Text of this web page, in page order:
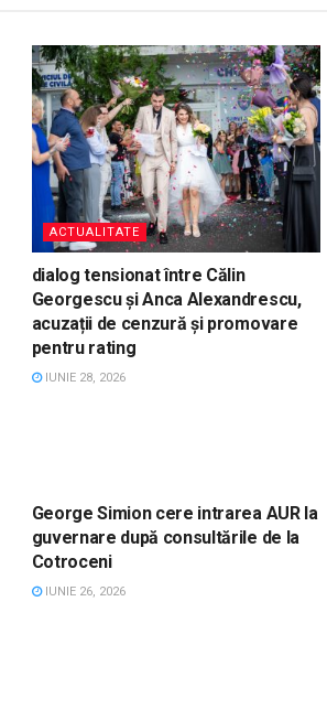
ACTUALITATE
dialog tensionat între Călin
Georgescu și Anca Alexandrescu,
acuzații de cenzură și promovare
pentru rating
IUNIE 28, 2026
George Simion cere intrarea AUR la
guvernare după consultările de la
Cotroceni
IUNIE 26, 2026